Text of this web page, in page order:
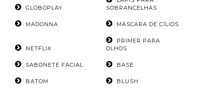
GLOBOPLAY
SOBRANCELHAS
MADONNA MÁSCARA DE CÍLIOS
NETFLIX
PRIMER PARA
OLHOS
SABONETE FACIAL BASE
BATOM BLUSH